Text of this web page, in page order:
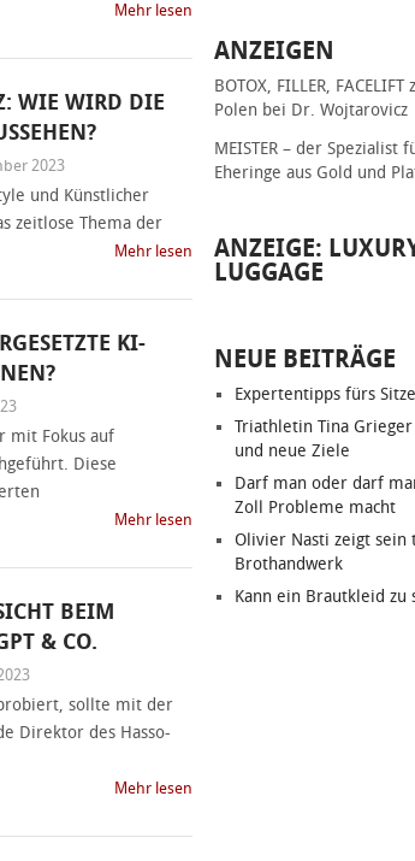
Mehr lesen
WIE WIRD DIE
2023
und Künstlicher
zeitlose Thema der
Mehr lesen
KI-
mit Fokus auf
Diese
Mehr lesen
BEIM
& CO.
sollte mit der
Direktor des Hasso-
Mehr lesen
ANZEIGEN
BOTOX, FILLER, FACELIFT
Polen bei Dr. Wojtarovicz
MEISTER – der Spezialist
Eheringe aus Gold und
ANZEIGE:
LUGGAGE
NEUE BEITRÄGE
Expertentipps fürs
Triathletin Tina Grieger
und neue Ziele
Darf man oder darf
Zoll Probleme macht
Olivier Nasti zeigt
Brothandwerk
Kann ein Brautkleid zu